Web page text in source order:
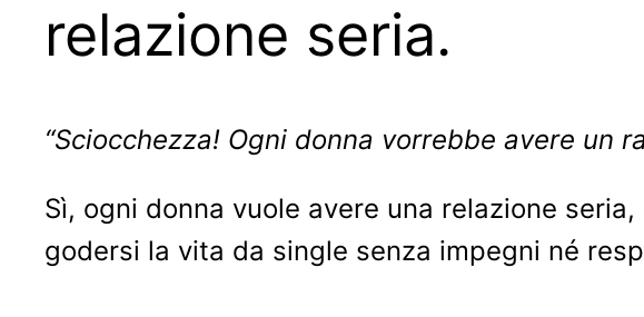
relazione seria.
“Sciocchezza! Ogni donna vorrebbe avere un
Sì, ogni donna vuole avere una relazione
godersi la vita da single senza impegni né